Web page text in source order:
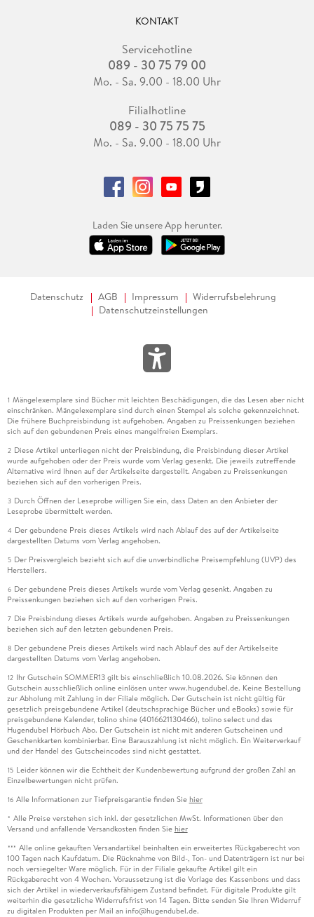
KONTAKT
Servicehotline
089 - 30 75 79 00
Mo. - Sa. 9.00 - 18.00 Uhr
Filialhotline
089 - 30 75 75 75
Mo. - Sa. 9.00 - 18.00 Uhr
Laden Sie unsere App herunter.
Datenschutz AGB Impressum
Widerrufsbelehrung
Datenschutzeinstellungen
1 Mängelexemplare sind Bücher mit leichten Beschädigungen, die das Lesen aber nicht
einschränken. Mängelexemplare sind durch einen Stempel als solche gekennzeichnet.
Die frühere Buchpreisbindung ist aufgehoben. Angaben zu Preissenkungen beziehen
sich auf den gebundenen Preis eines mangelfreien Exemplars.
2 Diese Artikel unterliegen nicht der Preisbindung, die Preisbindung dieser Artikel
wurde aufgehoben oder der Preis wurde vom Verlag gesenkt. Die jeweils zutreffende
Alternative wird Ihnen auf der Artikelseite dargestellt. Angaben zu Preissenkungen
beziehen sich auf den vorherigen Preis.
3 Durch Öffnen der Leseprobe willigen Sie ein, dass Daten an den Anbieter der
Leseprobe übermittelt werden.
4 Der gebundene Preis dieses Artikels wird nach Ablauf des auf der Artikelseite
dargestellten Datums vom Verlag angehoben.
5 Der Preisvergleich bezieht sich auf die unverbindliche Preisempfehlung (UVP) des
Herstellers.
6 Der gebundene Preis dieses Artikels wurde vom Verlag gesenkt. Angaben zu
Preissenkungen beziehen sich auf den vorherigen Preis.
7 Die Preisbindung dieses Artikels wurde aufgehoben. Angaben zu Preissenkungen
beziehen sich auf den letzten gebundenen Preis.
8 Der gebundene Preis dieses Artikels wird nach Ablauf des auf der Artikelseite
dargestellten Datums vom Verlag angehoben.
12 Ihr Gutschein SOMMER13 gilt bis einschließlich 10.08.2026. Sie können den
Gutschein ausschließlich online einlösen unter www.hugendubel.de. Keine Bestellung
zur Abholung mit Zahlung in der Filiale möglich. Der Gutschein ist nicht gültig für
gesetzlich preisgebundene Artikel (deutschsprachige Bücher und eBooks) sowie für
preisgebundene Kalender, tolino shine (4016621130466), tolino select und das
Hugendubel Hörbuch Abo. Der Gutschein ist nicht mit anderen Gutscheinen und
Geschenkkarten kombinierbar. Eine Barauszahlung ist nicht möglich. Ein Weiterverkauf
und der Handel des Gutscheincodes sind nicht gestattet.
15 Leider können wir die Echtheit der Kundenbewertung aufgrund der großen Zahl an
Einzelbewertungen nicht prüfen.
16 Alle Informationen zur Tiefpreisgarantie finden Sie hier
* Alle Preise verstehen sich inkl. der gesetzlichen MwSt. Informationen über den
Versand und anfallende Versandkosten finden Sie hier
*** Alle online gekauften Versandartikel beinhalten ein erweitertes Rückgaberecht von
100 Tagen nach Kaufdatum. Die Rücknahme von Bild-, Ton- und Datenträgern ist nur bei
noch versiegelter Ware möglich. Für in der Filiale gekaufte Artikel gilt ein
Rückgaberecht von 4 Wochen. Voraussetzung ist die Vorlage des Kassenbons und dass
sich der Artikel in wiederverkaufsfähigem Zustand befindet. Für digitale Produkte gilt
weiterhin die gesetzliche Widerrufsfrist von 14 Tagen. Bitte senden Sie Ihren Widerruf
zu digitalen Produkten per Mail an info@hugendubel.de.